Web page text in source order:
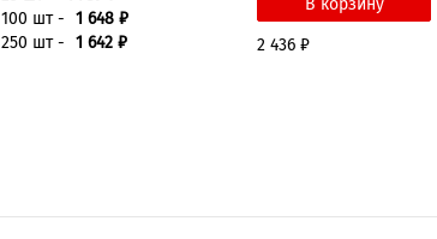
100 шт - 1 648 ₽
250 шт - 1 642 ₽ 2 436 ₽